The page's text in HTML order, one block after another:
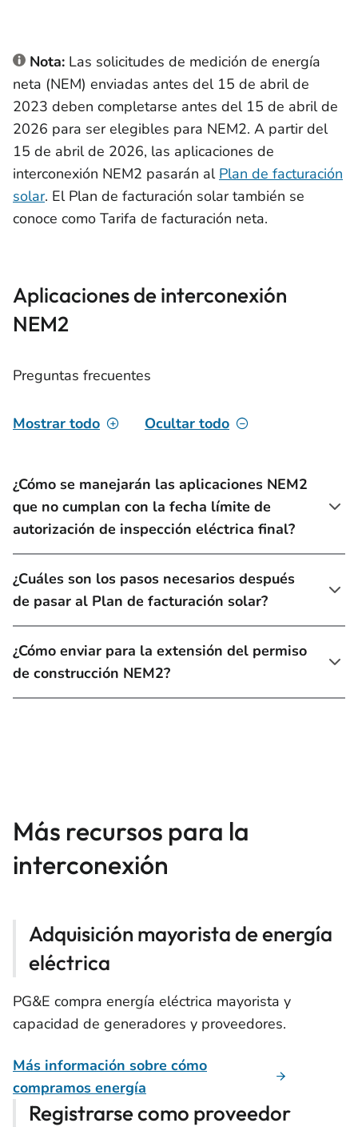
Nota: Las solicitudes de medición de energía
neta (NEM) enviadas antes del 15 de abril de
2023 deben completarse antes del 15 de abril de
2026 para ser elegibles para NEM2. A partir del
15 de abril de 2026, las aplicaciones de
interconexión NEM2 pasarán al Plan de facturación
solar. El Plan de facturación solar también se
conoce como Tarifa de facturación neta.
Aplicaciones de interconexión
NEM2
Preguntas frecuentes
Mostrar todo Ocultar todo
¿Cómo se manejarán las aplicaciones NEM2
que no cumplan con la fecha límite de
autorización de inspección eléctrica final?
¿Cuáles son los pasos necesarios después
de pasar al Plan de facturación solar?
¿Cómo enviar para la extensión del permiso
de construcción NEM2?
Más recursos para la
interconexión
Adquisición mayorista de energía
eléctrica
PG&E compra energía eléctrica mayorista y
capacidad de generadores y proveedores.
Más información sobre cómo
compramos energía
Registrarse como proveedor